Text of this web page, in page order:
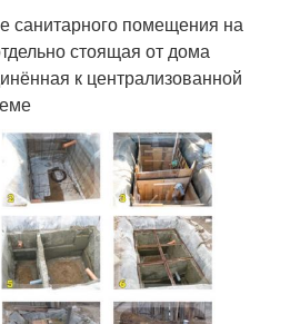
санитарного помещения на
стоящая от дома
к централизованной